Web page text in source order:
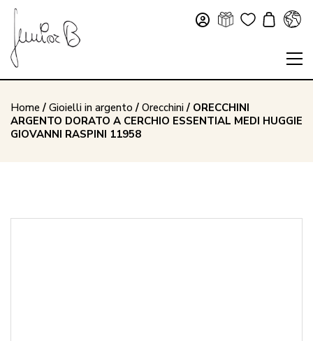
Home / Gioielli in argento / Orecchini/ ORECCHINI
ARGENTO DORATO A CERCHIO ESSENTIAL MEDI HUGGIE
GIOVANNI RASPINI 11958